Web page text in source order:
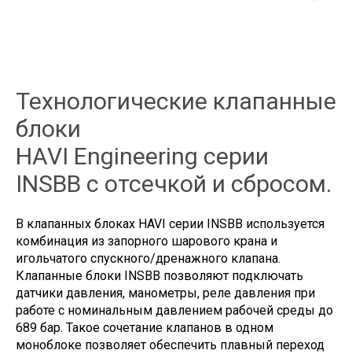
Технологические клапанные
блоки
HAVI Engineering серии
INSBB с отсечкой и сбросом.
В клапанных блоках HAVI серии INSBB используется
комбинация из запорного шарового крана и
игольчатого спускного/дренажного клапана.
Клапанные блоки INSBB позволяют подключать
датчики давления, манометры, реле давления при
работе с номинальным давлением рабочей среды до
689 бар. Такое сочетание клапанов в одном
моноблоке позволяет обеспечить плавный переход